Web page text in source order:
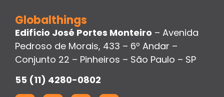
Globalthings
Edifício José Portes Monteiro – Avenida
Pedroso de Morais, 433 – 6º Andar –
Conjunto 22 – Pinheiros – São Paulo – SP
55 (11) 4280-0802